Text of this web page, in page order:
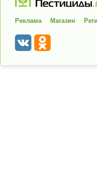
Реклама Магазин